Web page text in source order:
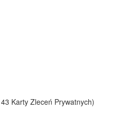
Karty Zleceń Prywatnych)